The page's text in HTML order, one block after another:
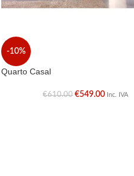
-10%
Quarto Casal
€610.00 €549.00 Inc. IVA